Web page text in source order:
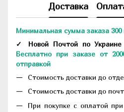
Доставка
Минимальная сумма заказа 300
✓ Новой Почтой по Украине
Бесплатно при заказе от
отправкой
Стоимость доставки до
Стоимость доставки до
При покупке с оплатой